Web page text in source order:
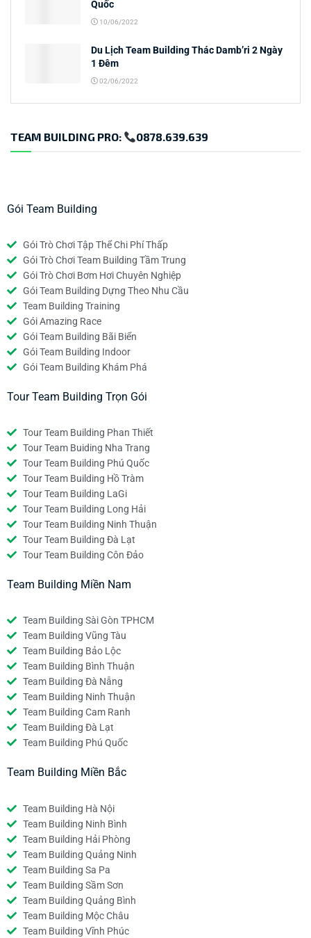
Quốc
10/06/2022
Du Lịch Team Building Thác Damb’ri 2 Ngày
1 Đêm
02/06/2022
TEAM BUILDING PRO: 0878.639.639
Gói Team Building
Gói Trò Chơi Tập Thể Chi Phí Thấp
Gói Trò Chơi Team Building Tầm Trung
Gói Trò Chơi Bơm Hơi Chuyên Nghiệp
Gói Team Building Dựng Theo Nhu Cầu
Team Building Training
Gói Amazing Race
Gói Team Building Bãi Biển
Gói Team Building Indoor
Gói Team Building Khám Phá
Tour Team Building Trọn Gói
Tour Team Building Phan Thiết
Tour Team Buiding Nha Trang
Tour Team Building Phú Quốc
Tour Team Building Hồ Tràm
Tour Team Building LaGi
Tour Team Building Long Hải
Tour Team Building Ninh Thuận
Tour Team Building Đà Lạt
Tour Team Building Côn Đảo
Team Building Miền Nam
Team Building Sài Gòn TPHCM
Team Building Vũng Tàu
Team Building Bảo Lộc
Team Building Bình Thuận
Team Building Đà Nẵng
Team Building Ninh Thuận
Team Building Cam Ranh
Team Building Đà Lạt
Team Building Phú Quốc
Team Building Miền Bắc
Team Building Hà Nội
Team Building Ninh Bình
Team Building Hải Phòng
Team Building Quảng Ninh
Team Building Sa Pa
Team Building Sầm Sơn
Team Building Quảng Bình
Team Building Mộc Châu
Team Building Vĩnh Phúc